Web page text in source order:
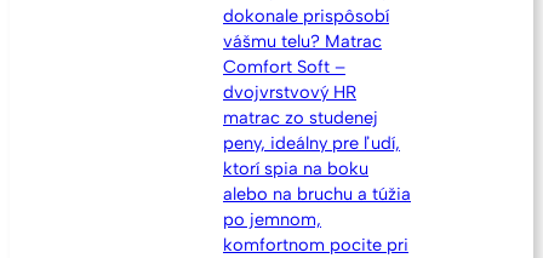
dokonale prispôsobí
vášmu telu? Matrac
Comfort Soft –
dvojvrstvový HR
matrac zo studenej
peny, ideálny pre ľudí,
ktorí spia na boku
alebo na bruchu a túžia
po jemnom,
komfortnom pocite pri